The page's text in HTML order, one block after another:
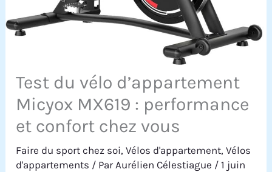
Test du vélo d’appartement
Micyox MX619 : performance
et confort chez vous
Faire du sport chez soi,Vélos d'appartement,Vélos
d'appartements / Par Aurélien Célestiague /1 juin